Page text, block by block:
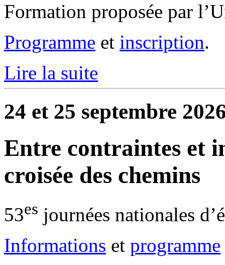
Formation proposée par
Programme et inscription.
Lire la suite
24 et 25 septembre
Entre contraintes et
croisée des chemins
53es journées nationales
Informations et programme